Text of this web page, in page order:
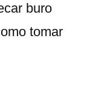
buro
tomar